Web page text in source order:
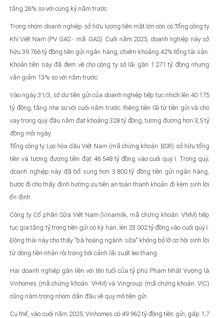
tăng 26% so với cùng kỳ năm trước.
Trong nhóm doanh nghiệp sở hữu lượng tiền mặt lớn còn có Tổng công ty
Khí Việt Nam (PV GAS - mã: GAS). Cuối năm 2025, doanh nghiệp này sở
hữu 39.766 tỷ đồng tiền gửi ngân hàng, chiếm khoảng 42% tổng tài sản.
Khoản tiền này đã đem về cho công ty số lãi gần 1.271 tỷ đồng nhưng
vẫn giảm 13% so với năm trước.
Vào ngày 31/3, số dư tiền gửi của doanh nghiệp tiếp tục nhích lên 40.175
tỷ đồng, tăng nhẹ so với cuối năm trước. Riêng tiền lãi từ tiền gửi và cho
vay trong quý đầu năm đạt khoảng 328 tỷ đồng, tương đương hơn 3,5 tỷ
đồng mỗi ngày.
Tổng công ty Lọc hóa dầu Việt Nam (mã chứng khoán: BSR) sở hữu tổng
tiền và tương đương tiền đạt 46.548 tỷ đồng vào cuối quý I. Trong quý,
doanh nghiệp này đã bổ sung hơn 3.800 tỷ đồng tiền gửi ngân hàng,
bước đi cho thấy định hướng ưu tiên an toàn thanh khoản đi kèm sinh lời
ổn định.
Công ty Cổ phần Sữa Việt Nam (Vinamilk, mã chứng khoán: VNM) tiếp
tục gia tăng tỷ trọng tiền gửi có kỳ hạn, lên 23.002 tỷ đồng vào cuối quý I.
Động thái này cho thấy "bà hoàng ngành sữa" không bỏ lỡ cơ hội sinh lời
từ dòng tiền nhàn rỗi trong bối cảnh lãi suất leo thang.
Hai doanh nghiệp gắn liền với tên tuổi của tỷ phú Phạm Nhật Vượng là
Vinhomes (mã chứng khoán: VHM) và Vingroup (mã chứng khoán: VIC)
cũng nằm trong nhóm dẫn đầu về quy mô tiền gửi.
Cụ thể, vào cuối năm 2025, Vinhomes có 49.962 tỷ đồng tiền gửi, gấp 1,7